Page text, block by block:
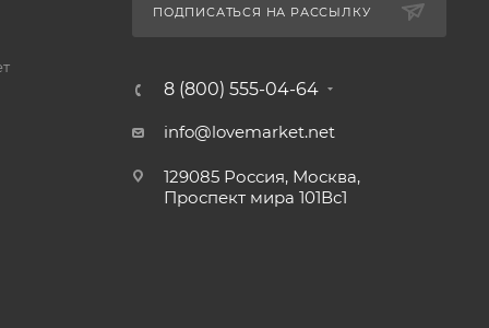
ПОДПИСАТЬСЯ НА РАССЫЛКУ
8 (800) 555-04-64
info@lovemarket.net
129085 Россия, Москва,
Проспект мира 101Вс1